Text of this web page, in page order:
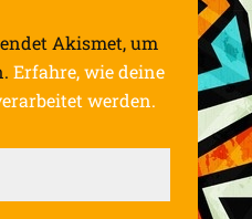
Akismet, um
Erfahre, wie deine
werden.